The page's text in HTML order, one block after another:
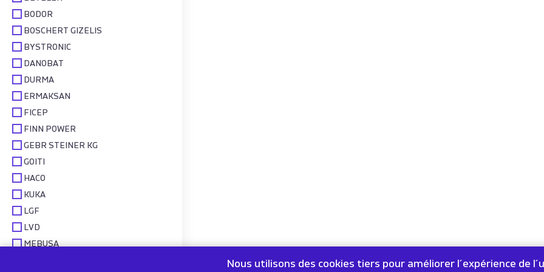
BODOR
BOSCHERT GIZELIS
BYSTRONIC
DANOBAT
DURMA
ERMAKSAN
FICEP
FINN POWER
GEBR STEINER KG
GOITI
HACO
KUKA
LGF
LVD
MEBUSA
Nous utilisons des cookies tiers pour améliorer l´expérience de